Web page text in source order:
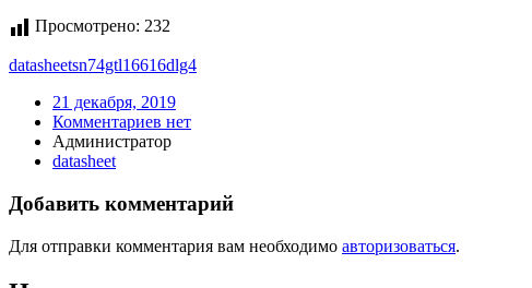
Просмотрено: 232
datasheetsn74gtl16616dlg4
21 декабря, 2019
Комментариев нет
Администратор
datasheet
Добавить комментарий
Для отправки комментария вам необходимо авторизоваться.